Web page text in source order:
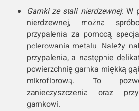
Garnki ze stali nierdzewnej: W
nierdzewnej, można
przypalenia za pomocą
polerowania metalu. Należy
przypalenia, a następnie
powierzchnię garnka miękką
mikrofibrową. To
zanieczyszczenia oraz
garnkowi.